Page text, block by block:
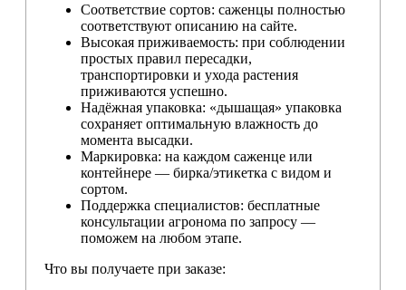
Соответствие сортов: саженцы полностью
соответствуют описанию на сайте.
Высокая приживаемость: при соблюдении
простых правил пересадки,
транспортировки и ухода растения
приживаются успешно.
Надёжная упаковка: «дышащая» упаковка
сохраняет оптимальную влажность до
момента высадки.
Маркировка: на каждом саженце или
контейнере — бирка/этикетка с видом и
сортом.
Поддержка специалистов: бесплатные
консультации агронома по запросу —
поможем на любом этапе.
Что вы получаете при заказе: